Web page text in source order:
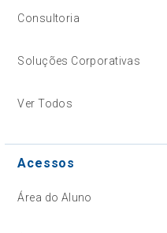
Consultoria
Soluções Corporativas
Ver Todos
Acessos
Área do Aluno